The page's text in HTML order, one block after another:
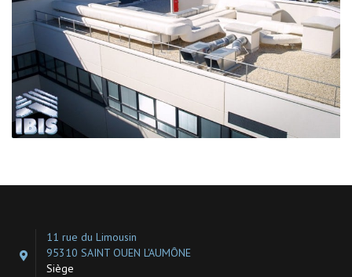
11 rue du Limousin
95310 SAINT OUEN L'AUMÔNE
Siège